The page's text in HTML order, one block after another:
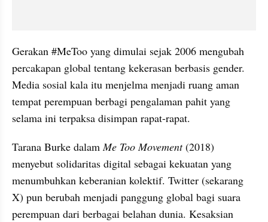
Gerakan #MeToo yang dimulai sejak 2006 mengubah
percakapan global tentang kekerasan berbasis gender.
Media sosial kala itu menjelma menjadi ruang aman
tempat perempuan berbagi pengalaman pahit yang
selama ini terpaksa disimpan rapat-rapat.
Tarana Burke dalam Me Too Movement (2018)
menyebut solidaritas digital sebagai kekuatan yang
menumbuhkan keberanian kolektif. Twitter (sekarang
X) pun berubah menjadi panggung global bagi suara
perempuan dari berbagai belahan dunia. Kesaksian